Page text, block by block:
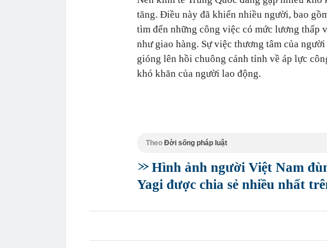
tăng. Điều này đã khiến nhiều người, bao
tìm đến những công việc có mức lương thấp
như giao hàng. Sự việc thương tâm của
gióng lên hồi chuông cảnh tỉnh về áp lực
khó khăn của người lao động.
Theo Đời sống pháp luật
Hình ảnh người Việt Nam
Yagi được chia sẻ nhiều nhất